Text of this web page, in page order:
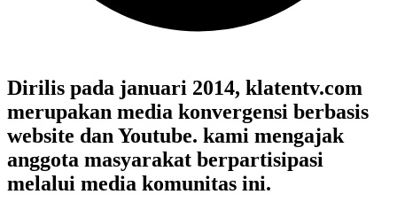
Dirilis pada januari 2014, klatentv.com
merupakan media konvergensi berbasis
website dan Youtube. kami mengajak
anggota masyarakat berpartisipasi
melalui media komunitas ini.